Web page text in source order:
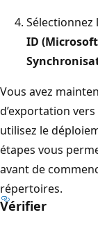
Sélectionnez
ID
Vous avez
d’exportation
utilisez le
étapes vous
avant de
répertoires.
Vérifier